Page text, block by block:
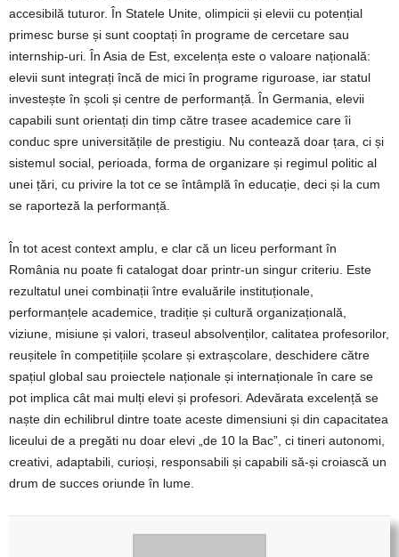
accesibilă tuturor. În Statele Unite, olimpicii și elevii cu potențial
primesc burse și sunt cooptați în programe de cercetare sau
internship-uri. În Asia de Est, excelența este o valoare națională:
elevii sunt integrați încă de mici în programe riguroase, iar statul
investește în școli și centre de performanță. În Germania, elevii
capabili sunt orientați din timp către trasee academice care îi
conduc spre universitățile de prestigiu. Nu contează doar țara, ci și
sistemul social, perioada, forma de organizare și regimul politic al
unei țări, cu privire la tot ce se întâmplă în educație, deci și la cum
se raporteză la performanță.
În tot acest context amplu, e clar că un liceu performant în
România nu poate fi catalogat doar printr-un singur criteriu. Este
rezultatul unei combinații între evaluările instituționale,
performanțele academice, tradiție și cultură organizațională,
viziune, misiune și valori, traseul absolvenților, calitatea profesorilor,
reușitele în competițiile școlare și extrașcolare, deschidere către
spațiul global sau proiectele naționale și internaționale în care se
pot implica cât mai mulți elevi și profesori. Adevărata excelență se
naște din echilibrul dintre toate aceste dimensiuni și din capacitatea
liceului de a pregăti nu doar elevi „de 10 la Bac”, ci tineri autonomi,
creativi, adaptabili, curioși, responsabili și capabili să-și croiască un
drum de succes oriunde în lume.